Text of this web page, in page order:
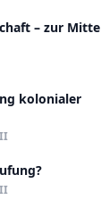
– zur Mitte
kolonialer